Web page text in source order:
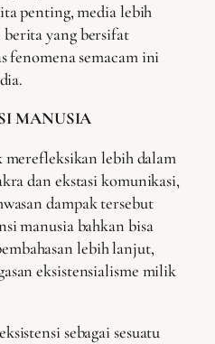
penting, media lebih
yang bersifat
fenomena semacam ini
MANUSIA
lebih dalam
dan ekstasi komunikasi,
dampak tersebut
manusia bahkan bisa
lebih lanjut,
eksistensialisme milik
sebagai sesuatu